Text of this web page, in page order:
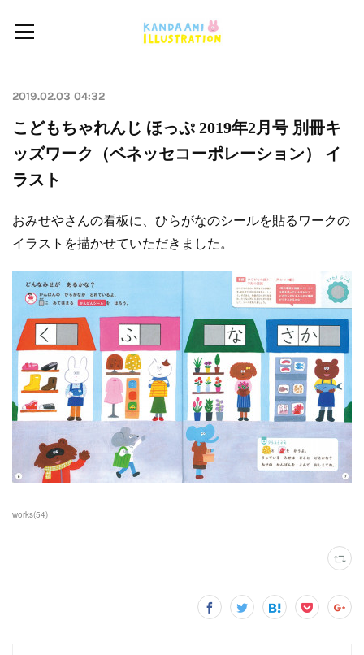
2019.02.03 04:32
こどもちゃれんじ ほっぷ 2019年2月号 別冊キ
ッズワーク（ベネッセコーポレーション） イ
ラスト
おみせやさんの看板に、ひらがなのシールを貼るワークの
イラストを描かせていただきました。
works(54)